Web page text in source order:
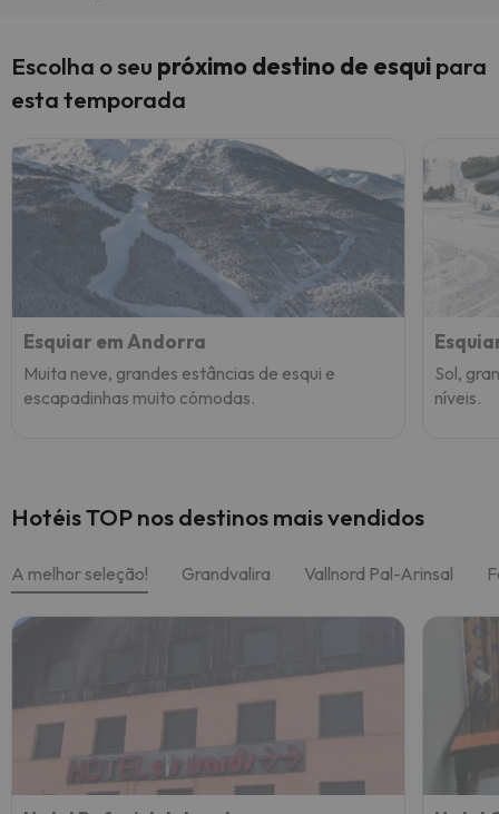
Escolha o seu próximo destino de esquipara
esta temporada
Esquiar em Andorra
Muita neve, grandes estâncias de esqui e
escapadinhas muito cómodas.
Sol,
níveis.
Hotéis TOP nos destinos mais vendidos
A melhor seleção! Grandvalira Vallnord Pal-Arinsal